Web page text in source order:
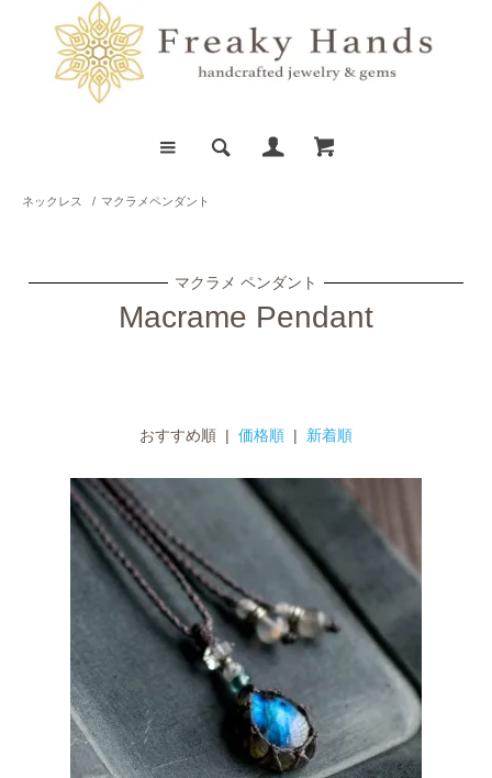
ネックレス / マクラメペンダント
マクラメ ペンダント
Macrame Pendant
おすすめ順 | 価格順 | 新着順